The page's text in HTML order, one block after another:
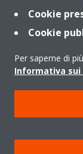
Contact
Products
Note legali
Cookie
Cookie
Per saperne di
Informativa sui